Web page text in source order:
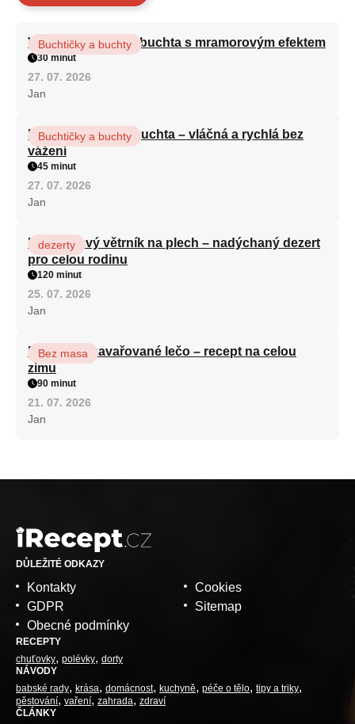
Vláčná olejová litá buchta s mramorovým efektem
Buchtičky a buchty
30 minut
27. 07. 2026
Jan
Hrnková maková buchta – vláčná a rychlá bez
vážení
Buchtičky a buchty
45 minut
27. 07. 2026
Jan
Karamelový větrník na plech – nadýchaný dezert
pro celou rodinu
dezerty
120 minut
25. 07. 2026
Jan
Babiččino zavařované lečo – recept na celou
zimu
Bez masa
90 minut
21. 07. 2026
Jan
DŮLEŽITÉ ODKAZY
Kontakty
GDPR
Obecné podmínky
Cookies
Sitemap
RECEPTY
chuťovky polévky dorty
NÁVODY
babské rady
krása domácnost kuchyně péče o tělo tipy a triky
pěstování vaření zahrada zdraví
ČLÁNKY